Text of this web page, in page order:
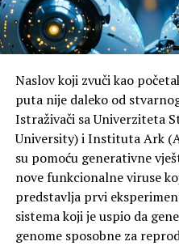
Naslov koji zvuči kao
puta nije daleko od
Istraživači sa Univerziteta
University) i Instituta Ark
su pomoću generativne
nove funkcionalne viruse
predstavlja prvi
sistema koji je uspio da
genome sposobne za